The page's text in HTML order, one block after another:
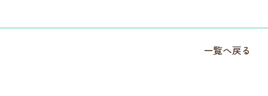
一覧へ戻る